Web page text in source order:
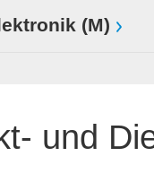
(M)
und